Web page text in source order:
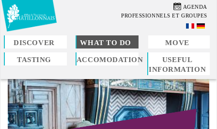
Skip
to
main
content
06 AGENDA
PROFESSIONNELS ET GROUPES
DISCOVER WHAT TO DO MOVE
TASTING ACCOMODATION
USEFUL
INFORMATION
You
are
here